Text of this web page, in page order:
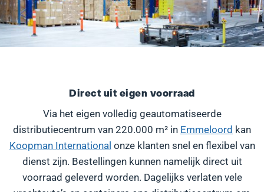
Direct uit eigen voorraad
Via het eigen volledig geautomatiseerde
distributiecentrum van 220.000 m² in Emmeloord kan
Koopman International onze klanten snel en flexibel van
dienst zijn. Bestellingen kunnen namelijk direct uit
voorraad geleverd worden. Dagelijks verlaten vele